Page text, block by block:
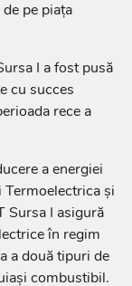
pe piața
I a fost pusă
cu succes
rece a
a energiei
și
Sursa I asigură
în regim
a două tipuri de
combustibil.